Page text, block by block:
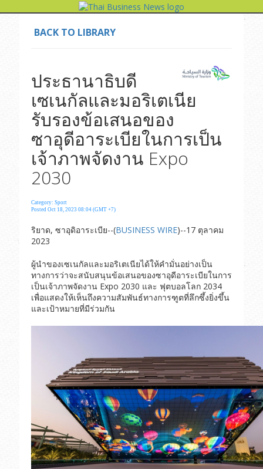
BACK TO LIBRARY
ประธานาธิบดี
เซเนกัลและมอริเตเนีย
รับรองข้อเสนอของ
ซาอุดีอาระเบียในการเป็น
เจ้าภาพจัดงาน Expo
2030
Category: Sport
Posted Oct 18, 2023 08:04 (GMT +7)
ริยาด, ซาอุดิอาระเบีย--(BUSINESS WIRE)--17 ตุลาคม
2023
ผู้นำของเซเนกัลและมอริเตเนียได้ให้คำมั่นอย่างเป็น
ทางการว่าจะสนับสนุนข้อเสนอของซาอุดีอาระเบียในการ
เป็นเจ้าภาพจัดงาน Expo 2030 และ ฟุตบอลโลก 2034
เพื่อแสดงให้เห็นถึงความสัมพันธ์ทางการฑูตที่ลึกซึ้งยิ่งขึ้น
และเป้าหมายที่มีร่วมกัน